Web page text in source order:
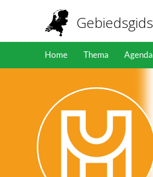
Gebiedsgids
Home Thema Agenda